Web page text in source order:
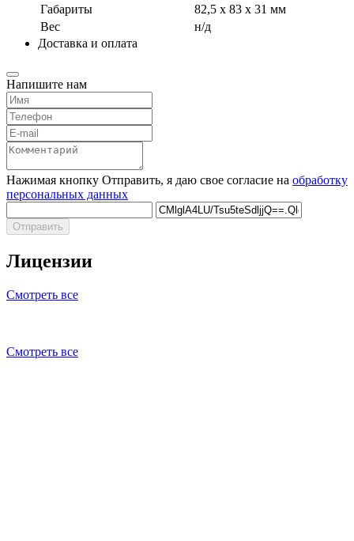
Габариты
82,5 х 83 х 31 мм
Вес
н/д
Доставка и оплата
Напишите нам
Нажимая кнопку Отправить, я даю свое согласие на обработку
персональных данных
Отправить
Лицензии
Смотреть все
Смотреть все